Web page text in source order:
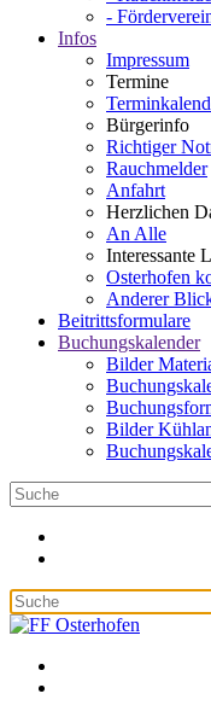
-
Infos
Impressum
Termine
Bürgerinfo
Richtiger
Rauchmelder
Anfahrt
Herzlichen
An Alle
Interessante
Osterhofen
Anderer
Beitrittsformulare
Buchungskalender
Bilder
Bilder